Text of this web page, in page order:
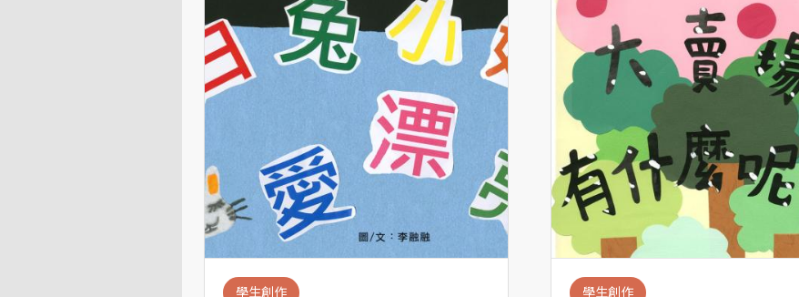
學生創作 學生創作